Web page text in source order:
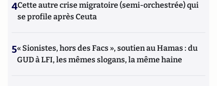
4Cette autre crise migratoire (semi-orchestrée) qui
se profile après Ceuta
5« Sionistes, hors des Facs », soutien au Hamas : du
GUD à LFI, les mêmes slogans, la même haine